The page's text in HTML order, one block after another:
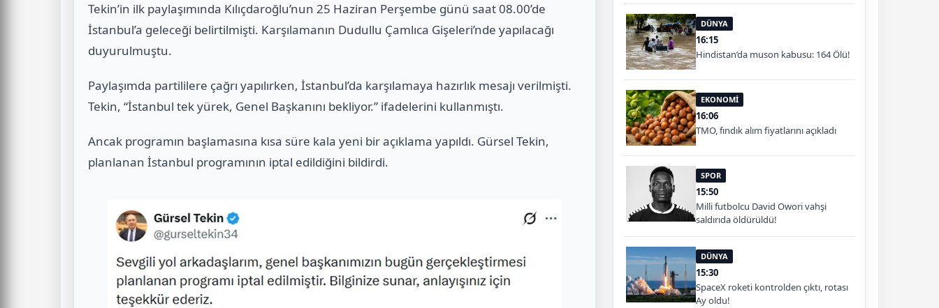
Tekin’in ilk paylaşımında Kılıçdaroğlu’nun 25 Haziran Perşembe günü saat 08.00’de
İstanbul’a geleceği belirtilmişti. Karşılamanın Dudullu Çamlıca Gişeleri’nde yapılacağı
duyurulmuştu.
Paylaşımda partililere çağrı yapılırken, İstanbul’da karşılamaya hazırlık mesajı verilmişti.
Tekin, “İstanbul tek yürek, Genel Başkanını bekliyor.” ifadelerini kullanmıştı.
Ancak programın başlamasına kısa süre kala yeni bir açıklama yapıldı. Gürsel Tekin,
planlanan İstanbul programının iptal edildiğini bildirdi.
DÜNYA
16:15
Hindistan’da muson kabusu: 164 Ölü!
EKONOMİ
16:06
TMO, fındık alım fiyatlarını açıkladı
SPOR
15:50
Milli futbolcu David Owori vahşi
saldırıda öldürüldü!
DÜNYA
15:30
SpaceX roketi kontrolden çıktı, rotası
Ay oldu!